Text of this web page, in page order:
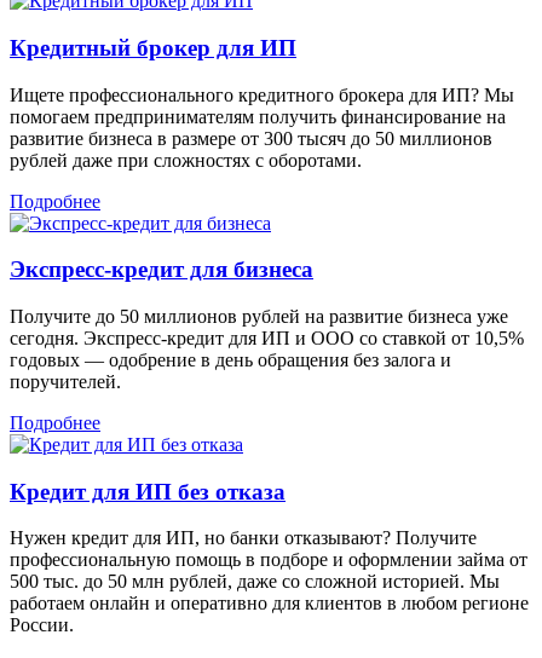
Кредитный брокер для ИП
Ищете профессионального кредитного брокера для ИП? Мы
помогаем предпринимателям получить финансирование на
развитие бизнеса в размере от 300 тысяч до 50 миллионов
рублей даже при сложностях с оборотами.
Подробнее
Экспресс-кредит для бизнеса
Получите до 50 миллионов рублей на развитие бизнеса уже
сегодня. Экспресс-кредит для ИП и ООО со ставкой от 10,5%
годовых — одобрение в день обращения без залога и
поручителей.
Подробнее
Кредит для ИП без отказа
Нужен кредит для ИП, но банки отказывают? Получите
профессиональную помощь в подборе и оформлении займа от
500 тыс. до 50 млн рублей, даже со сложной историей. Мы
работаем онлайн и оперативно для клиентов в любом регионе
России.